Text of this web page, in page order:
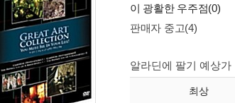
이 광활한 우주점(0)
판매자 중고(4)
알라딘에 팔기 예상가
최상